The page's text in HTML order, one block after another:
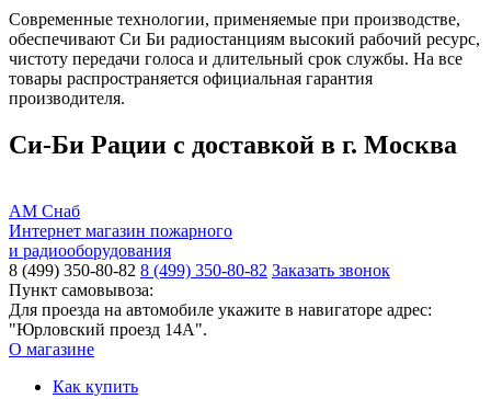
Современные технологии, применяемые при производстве,
обеспечивают Си Би радиостанциям высокий рабочий ресурс,
чистоту передачи голоса и длительный срок службы. На все
товары распространяется официальная гарантия
производителя.
Си-Би Рации с доставкой в г. Москва
АМ Снаб
Интернет магазин пожарного
и радиооборудования
8 (499) 350-80-82 8 (499) 350-80-82 Заказать звонок
Пункт самовывоза:
Для проезда на автомобиле укажите в навигаторе адрес:
"Юрловский проезд 14А".
О магазине
Как купить